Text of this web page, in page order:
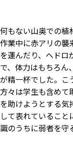
何もない山奥での植
作業中に赤アリの襲
を運んだり、ヘドロ
で、体力はもちろん
が精一杯でした。こ
方々は学生も含めて
を助けようとする気
して表れていること
識のうちに弱者を守